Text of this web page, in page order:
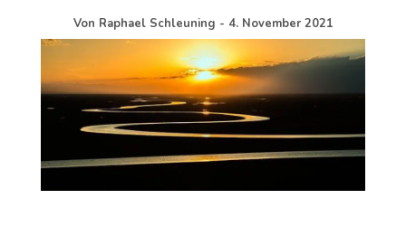
Von Raphael Schleuning - 4. November 2021